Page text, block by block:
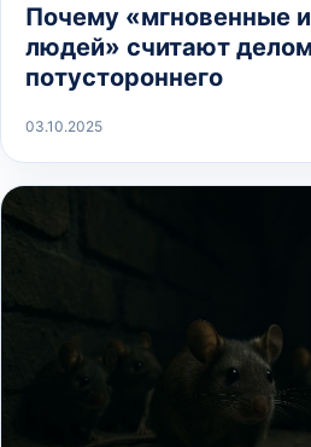
Почему «мгновенные
людей» считают
потустороннего
03.10.2025